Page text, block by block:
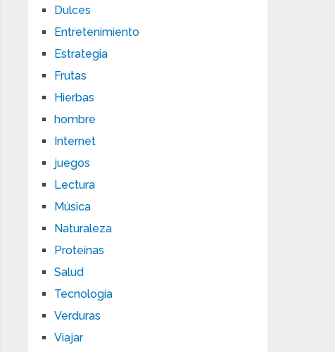
Dulces
Entretenimiento
Estrategia
Frutas
Hierbas
hombre
Internet
juegos
Lectura
Música
Naturaleza
Proteínas
Salud
Tecnología
Verduras
Viajar